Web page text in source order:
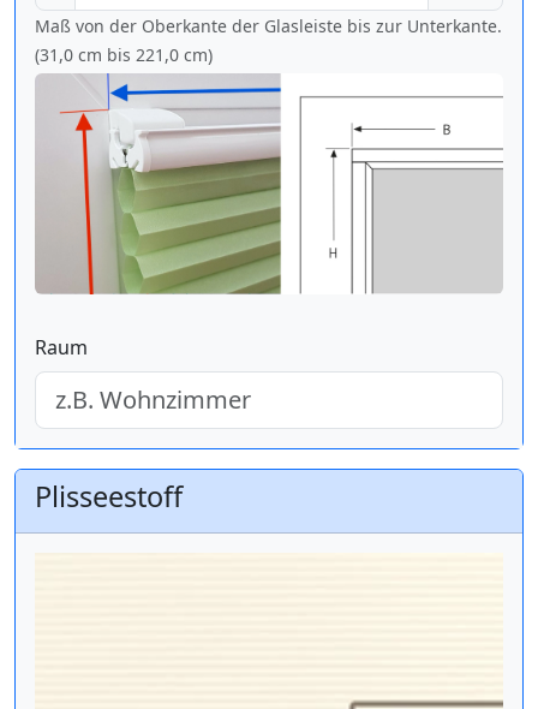
Maß von der Oberkante der Glasleiste bis zur Unterkante.
(31,0 cm bis 221,0 cm)
Raum
Plisseestoff